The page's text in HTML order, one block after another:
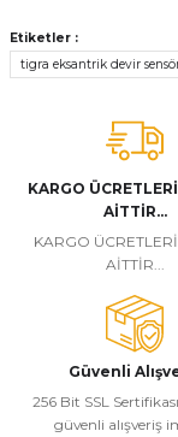
konularda yetersiz
tarafımıza
Görüş ve önerileriniz
Ürün resmi
Ürün
Ürün bilgilerinde
Ürün fiyatı diğer
Etiketler :
tigra eksantrik devir
KARGO
AİTTİR...
KARGO
AİTTİR...
Güvenli
256 Bit SSL
güvenli alışveriş